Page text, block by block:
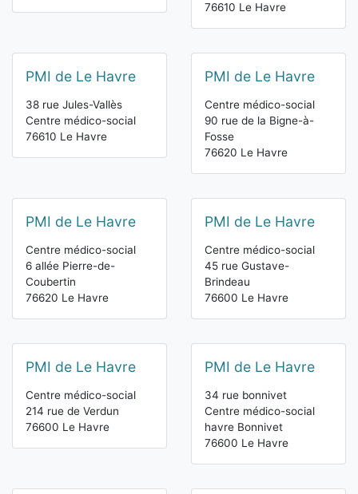
76610 Le Havre
PMI de Le Havre
38 rue Jules-Vallès
Centre médico-social
76610 Le Havre
PMI de Le Havre
Centre médico-social
90 rue de la Bigne-à-
Fosse
76620 Le Havre
PMI de Le Havre
Centre médico-social
6 allée Pierre-de-
Coubertin
76620 Le Havre
PMI de Le Havre
Centre médico-social
45 rue Gustave-
Brindeau
76600 Le Havre
PMI de Le Havre
Centre médico-social
214 rue de Verdun
76600 Le Havre
PMI de Le Havre
34 rue bonnivet
Centre médico-social
havre Bonnivet
76600 Le Havre